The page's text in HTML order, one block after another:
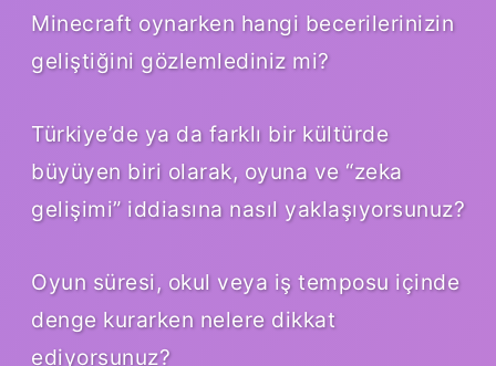
Minecraft oynarken hangi becerilerinizin
geliştiğini gözlemlediniz mi?
Türkiye’de ya da farklı bir kültürde
büyüyen biri olarak, oyuna ve “zeka
gelişimi” iddiasına nasıl yaklaşıyorsunuz?
Oyun süresi, okul veya iş temposu içinde
denge kurarken nelere dikkat
ediyorsunuz?